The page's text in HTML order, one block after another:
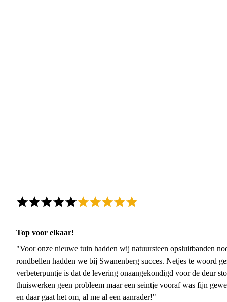
Top voor elkaar!
"Voor onze nieuwe tuin hadden wij natuursteen opsluitbanden
rondbellen hadden we bij Swanenberg succes. Netjes te woord
verbeterpuntje is dat de levering onaangekondigd voor de deur
thuiswerken geen probleem maar een seintje vooraf was fijn
en daar gaat het om, al me al een aanrader!"